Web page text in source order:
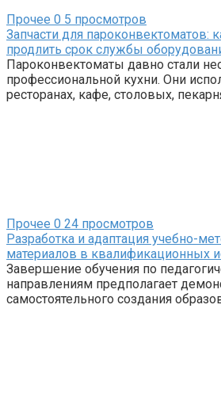
Прочее 0 5 просмотров
Запчасти для пароконвектоматов:
продлить срок службы
Пароконвектоматы давно стали
профессиональной кухни. Они
ресторанах, кафе, столовых,
Прочее 0 24 просмотров
Разработка и адаптация учебно-
материалов в квалификационных
Завершение обучения по
направлениям предполагает
самостоятельного создания